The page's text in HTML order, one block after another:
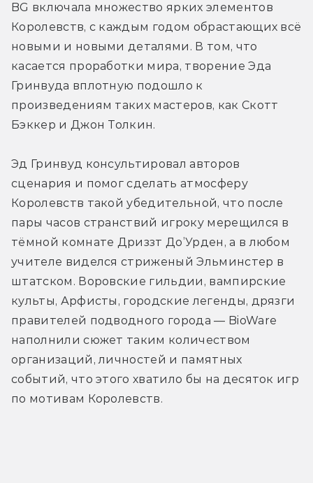
BG включала множество ярких элементов
Королевств, с каждым годом обрастающих всё
новыми и новыми деталями. В том, что
касается проработки мира, творение Эда
Гринвуда вплотную подошло к
произведениям таких мастеров, как Скотт
Бэккер и Джон Толкин.
Эд Гринвуд консультировал авторов
сценария и помог сделать атмосферу
Королевств такой убедительной, что после
пары часов странствий игроку мерещился в
тёмной комнате Дриззт До’Урден, а в любом
учителе виделся стриженый Эльминстер в
штатском. Воровские гильдии, вампирские
культы, Арфисты, городские легенды, дрязги
правителей подводного города — BioWare
наполнили сюжет таким количеством
организаций, личностей и памятных
событий, что этого хватило бы на десяток игр
по мотивам Королевств.